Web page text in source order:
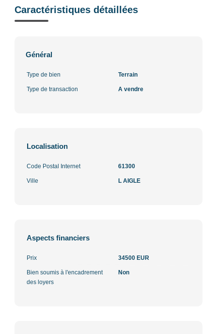
Caractéristiques détaillées
Général
Type de bien Terrain
Type de transaction A vendre
Localisation
Code Postal Internet 61300
Ville L AIGLE
Aspects financiers
Prix 34500 EUR
Bien soumis à l'encadrement
des loyers
Non